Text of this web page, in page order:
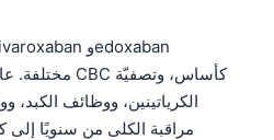
الكرياتينين، ووظائف الكبد،